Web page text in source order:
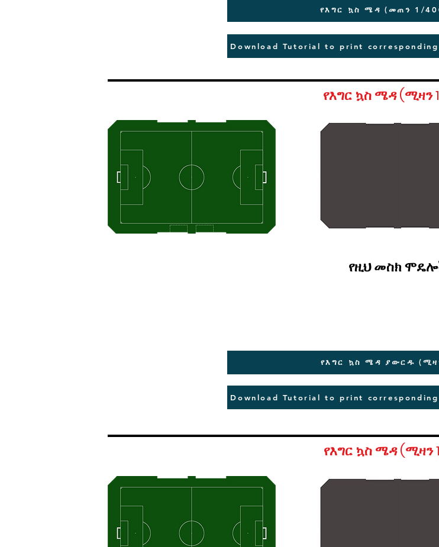
የእግር ኳስ ሜዳ (መጠን 1/
Download Tutorial to print
የእግር ኳስ ሜዳ (ሚዛን
የዚህ መስክ
የእግር ኳስ ሜዳ ያውርዱ
Download Tutorial to print
የእግር ኳስ ሜዳ (ሚዛን